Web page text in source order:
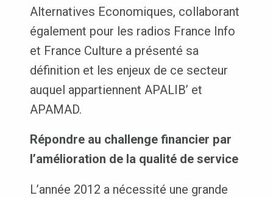
Alternatives Economiques, collaborant
également pour les radios France Info
et France Culture a présenté sa
définition et les enjeux de ce secteur
auquel appartiennent APALIB’ et
APAMAD.
Répondre au challenge financier par
l’amélioration de la qualité de service
L’année 2012 a nécessité une grande